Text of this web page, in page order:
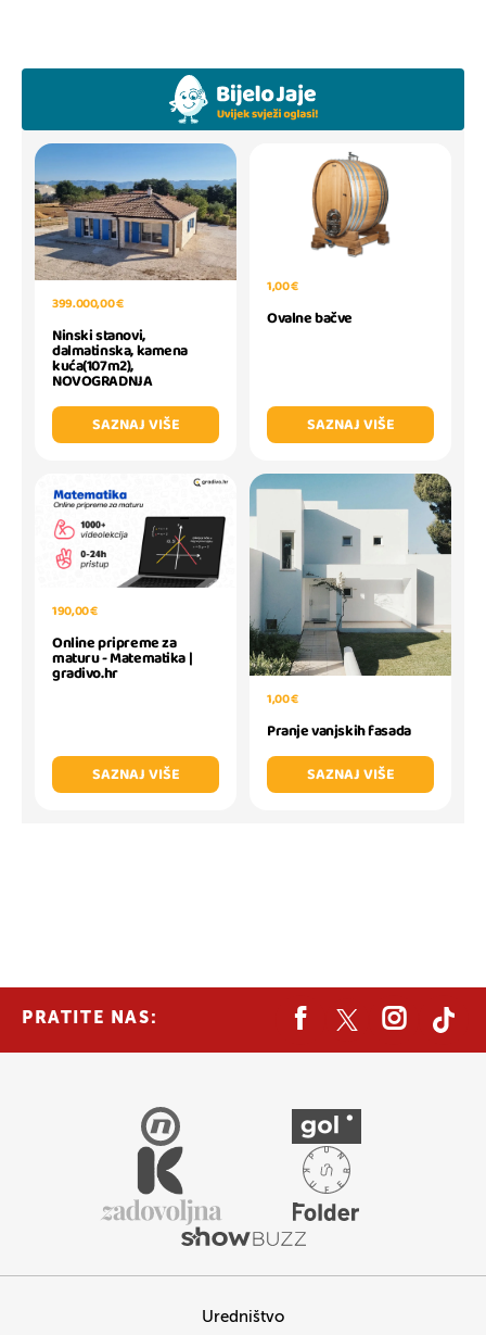
399.000,00 €
Ninski stanovi,
dalmatinska, kamena
kuća(107m2),
NOVOGRADNJA
SAZNAJ VIŠE
1,00 €
Ovalne bačve
SAZNAJ VIŠE
190,00 €
Online pripreme za
maturu - Matematika |
gradivo.hr
SAZNAJ VIŠE
1,00 €
Pranje vanjskih fasada
SAZNAJ VIŠE
PRATITE NAS:
Uredništvo